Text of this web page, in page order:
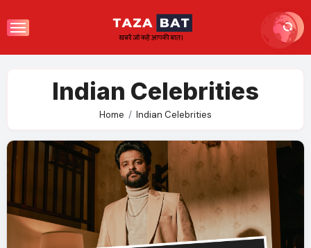
to
Indian Celebrities
Home Indian Celebrities